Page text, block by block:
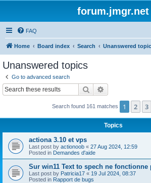
forum.jmgr.net
FAQ
Home Board index Search Unanswered
Unanswered topics
Go to advanced search
Search
Search found 161 matches 1 2 3
Topics
actiona 3.10 et vps
Last post by actionoob « 27 Aug 2024, 12:59
Posted in Demandes d'aide
Sur win11 Text to spech ne fonctionne
Last post by Patricia17 « 19 Jul 2024, 08:37
Posted in Rapport de bugs